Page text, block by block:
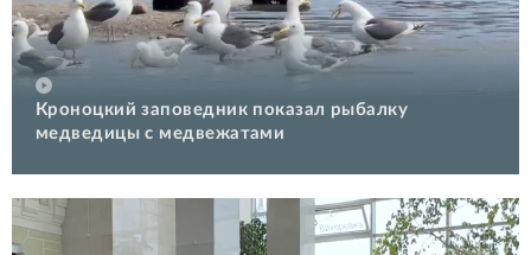
Кроноцкий заповедник показал рыбалку
медведицы с медвежатами